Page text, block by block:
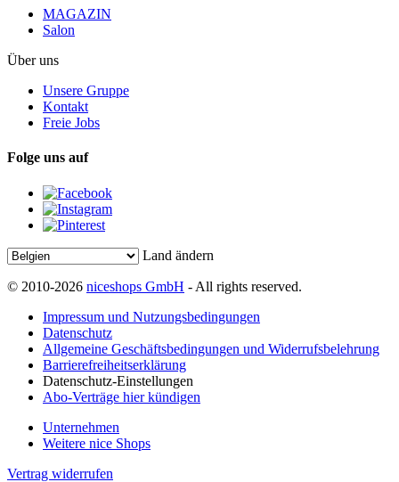
MAGAZIN
Salon
Über uns
Unsere Gruppe
Kontakt
Freie Jobs
Folge uns auf
Land ändern
© 2010-2026 niceshops GmbH - All rights reserved.
Impressum und Nutzungsbedingungen
Datenschutz
Allgemeine Geschäftsbedingungen und Widerrufsbelehrung
Barrierefreiheitserklärung
Datenschutz-Einstellungen
Abo-Verträge hier kündigen
Unternehmen
Weitere nice Shops
Vertrag widerrufen